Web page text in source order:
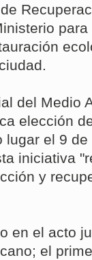
del Medio
elección
el 9
iniciativa
y
en el acto
el